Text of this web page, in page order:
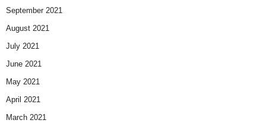
September 2021
August 2021
July 2021
June 2021
May 2021
April 2021
March 2021